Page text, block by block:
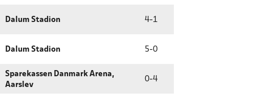
Dalum Stadion 4-1
Dalum Stadion 5-0
Sparekassen Danmark Arena,
Aarslev
0-4